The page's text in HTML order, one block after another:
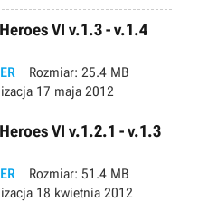
VI v.1.3 - v.1.4
Rozmiar: 25.4 MB
17 maja 2012
VI v.1.2.1 - v.1.3
Rozmiar: 51.4 MB
18 kwietnia 2012